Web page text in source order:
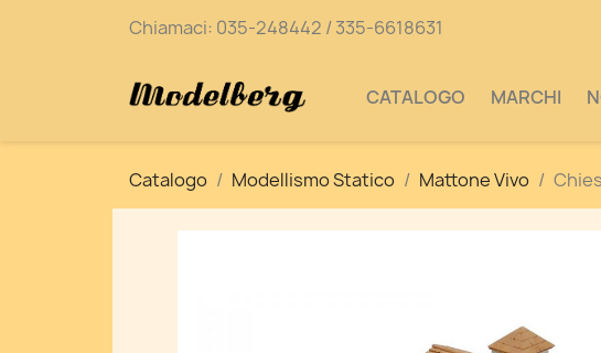
Chiamaci: 035-248442 / 335-6618631
CATALOGO MARCHI
Catalogo Modellismo Statico Mattone Vivo